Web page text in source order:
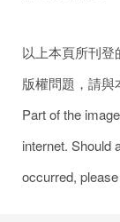
以上本頁所刊
版權問題，請與
Part of the
internet. Should
occurred,